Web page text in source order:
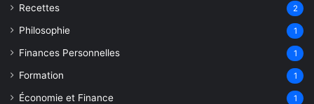
Recettes 2
Philosophie 1
Finances Personnelles 1
Formation 1
Économie et Finance 1